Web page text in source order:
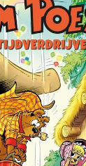
om
ons